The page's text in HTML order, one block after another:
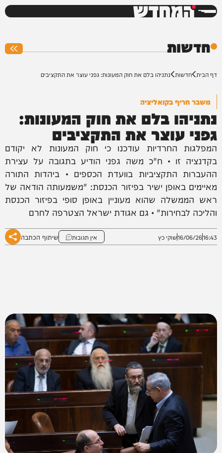
המחדש
חדשות
דף הבית חדשות נתניהו בלם את חוק המעונות: גפני עוצר את התקציבים
משבר חריף בקואליציה
נתניהו בלם את חוק המעונות:
גפני עוצר את התקציבים
המפלגות החרדיות עודכנו כי חוק המעונות לא יקודם
בקדנציה זו • ח"כ משה גפני הודיע בתגובה על עצירת
ההעברות התקציביות בוועדת הכספים • ביהדות התורה
מאיימים באופן ישיר בפיזור הכנסת: "משמעותה הודאה של
ראש הממשלה שהוא מעוניין באופן סופי בפיזור הכנסת
והליכה לבחירות" • גם אגודת ישראל הצטרפה לחרם
16:43
16/06/26שוקי כץ אין תגובות שיתוף הכתבה